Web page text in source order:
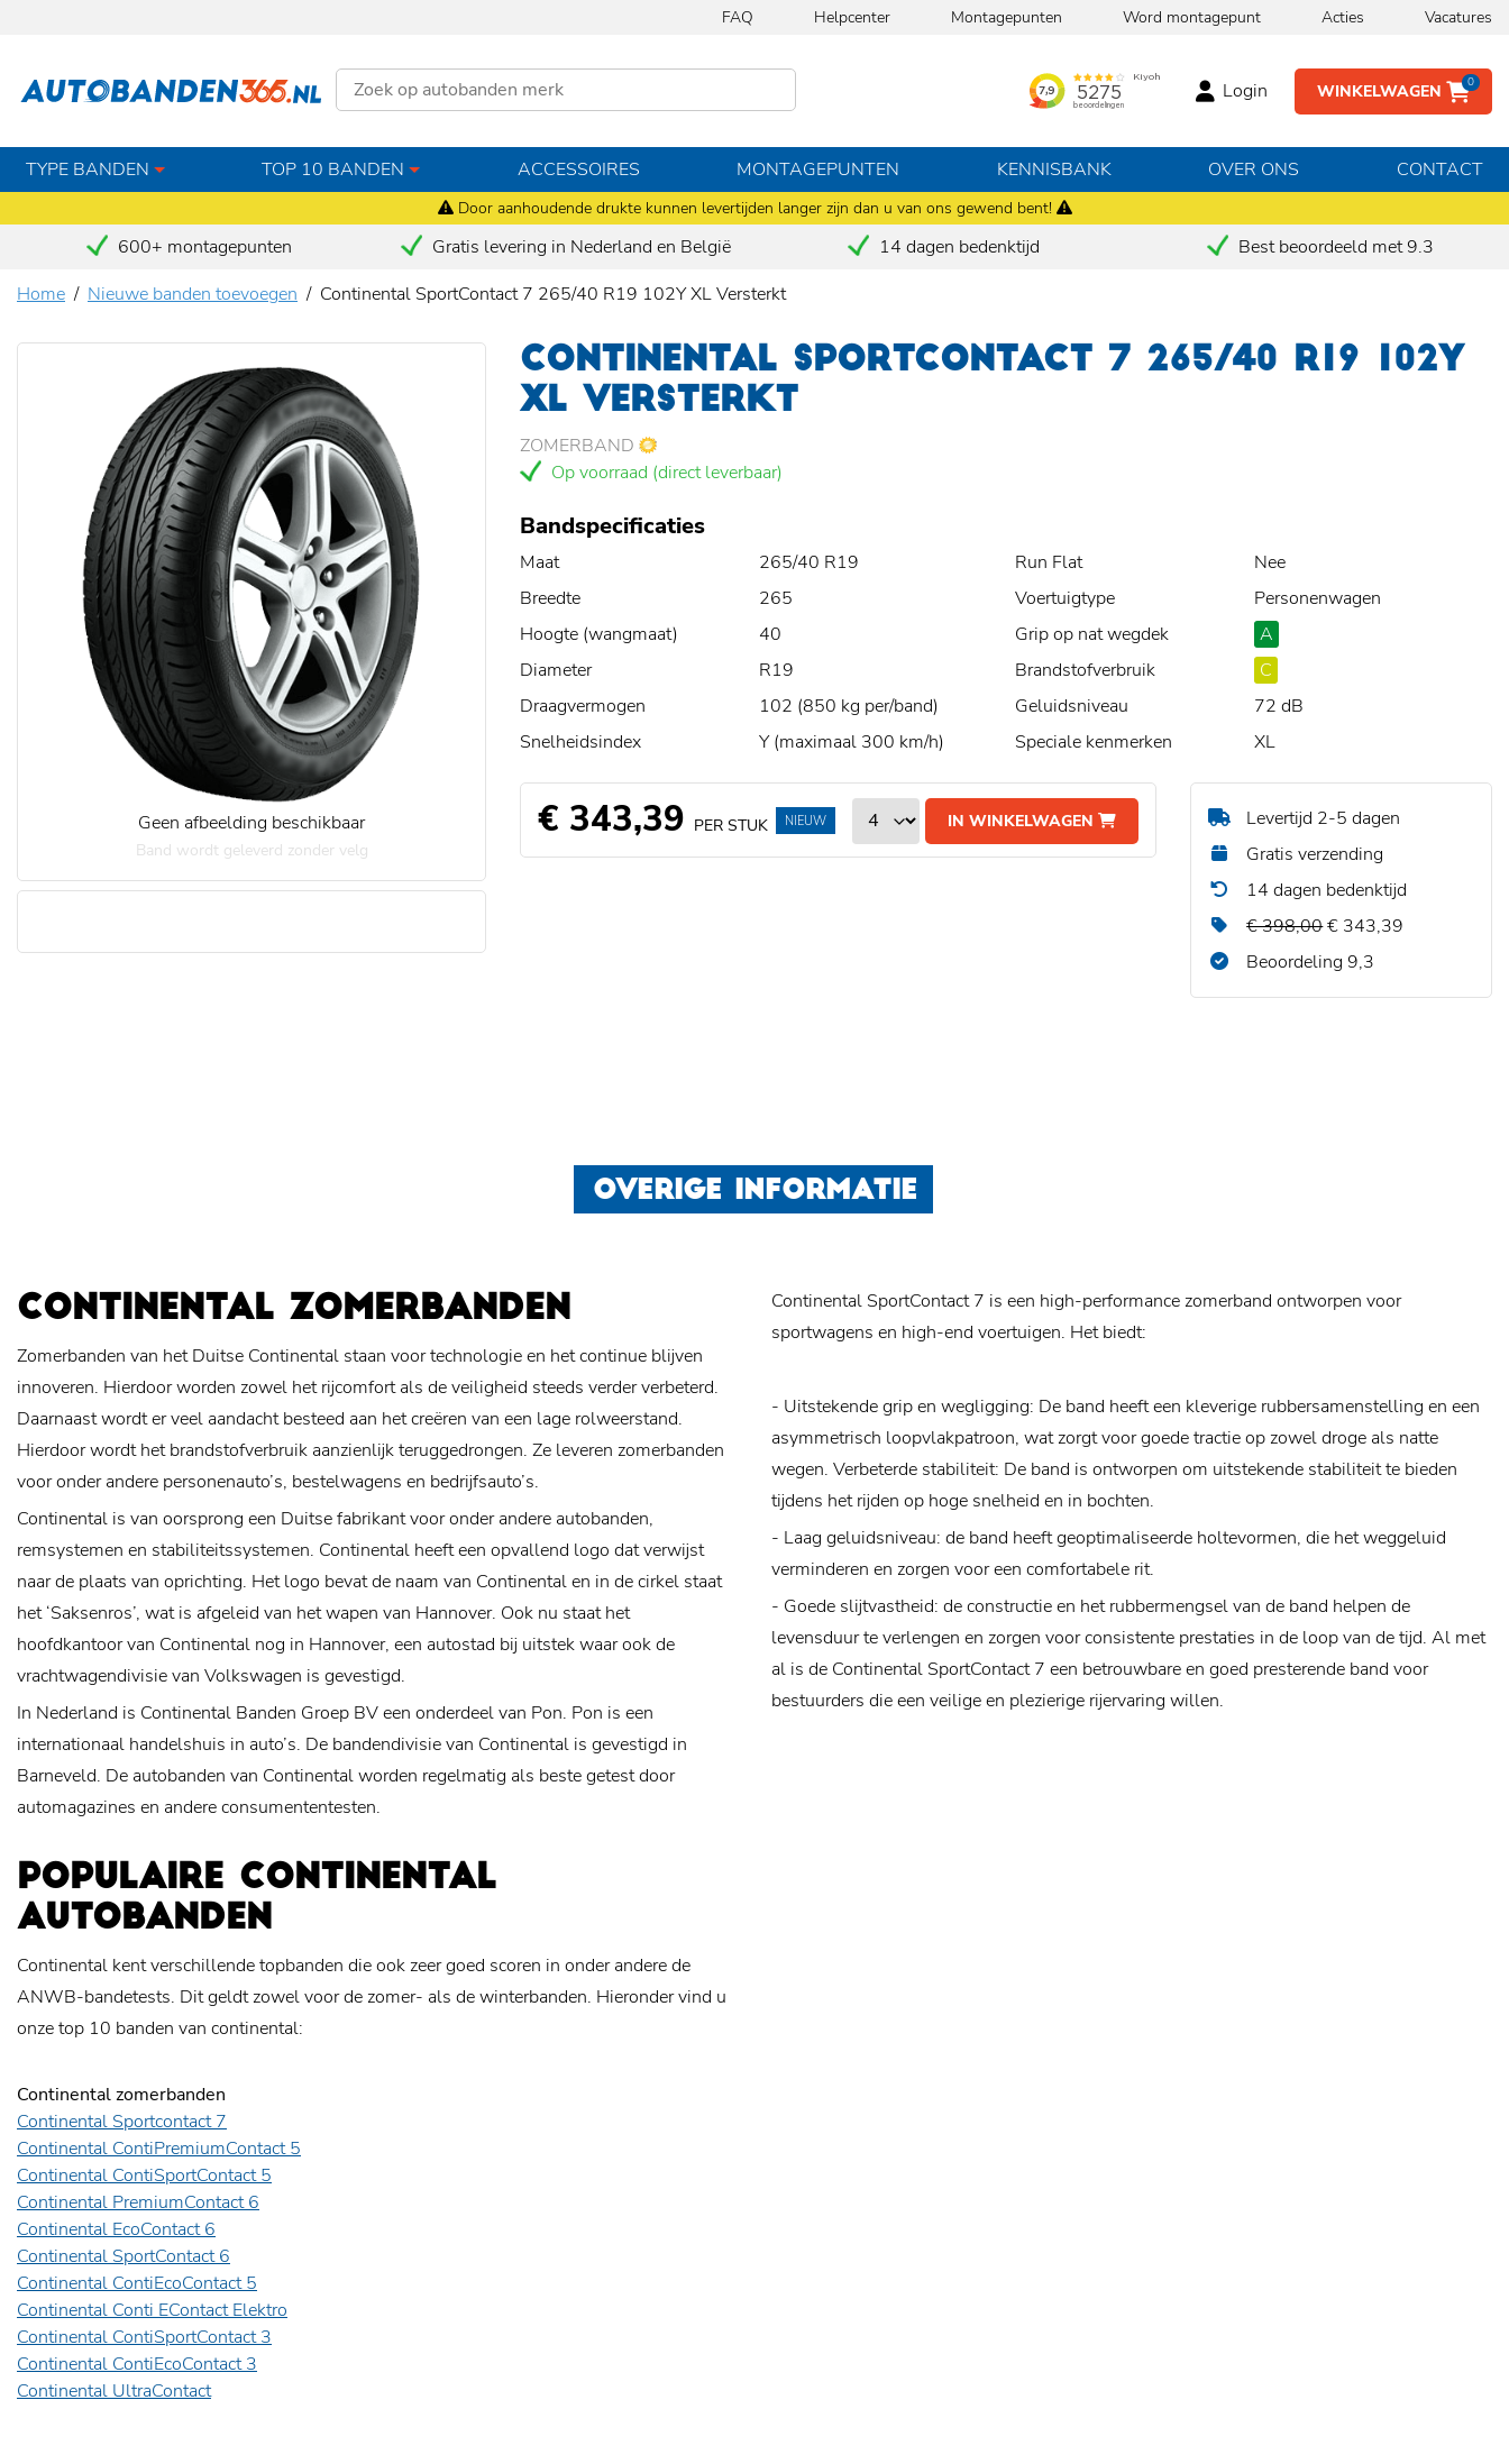
Door aanhoudende drukte kunnen levertijden langer zijn dan u van ons gewend bent!
FAQ Helpcenter Montagepunten Word montagepunt Acties Vacatures
WINKELWAGEN 0
Login
TYPE BANDEN TOP 10 BANDEN ACCESSOIRES MONTAGEPUNTEN KENNISBANK OVER ONS CONTACT
600+ montagepunten Gratis levering in Nederland en België 14 dagen bedenktijd
Best beoordeeld met 9.3
Home
Nieuwe banden toevoegen Continental SportContact 7 265/40 R19 102Y XL Versterkt
Geen afbeelding beschikbaar
Band wordt geleverd zonder velg
CONTINENTAL SPORTCONTACT 7 265/40 R19 102Y
XL VERSTERKT
ZOMERBAND
Op voorraad (direct leverbaar)
Bandspecificaties
Maat
265/40 R19
Breedte
265
Hoogte (wangmaat)
40
Diameter
R19
Draagvermogen
102 (850 kg per/band)
Snelheidsindex
Y (maximaal 300 km/h)
Run Flat
Nee
Voertuigtype
Personenwagen
Grip op nat wegdek
A
Brandstofverbruik
C
Geluidsniveau
72 dB
Speciale kenmerken
XL
€ 343,39 PER STUK IN WINKELWAGEN
NIEUW
Levertijd 2-5 dagen
Gratis verzending
14 dagen bedenktijd
€ 398,00€ 343,39
Beoordeling 9,3
OVERIGE INFORMATIE
CONTINENTAL ZOMERBANDEN
Zomerbanden van het Duitse Continental staan voor technologie en het continue blijven
innoveren. Hierdoor worden zowel het rijcomfort als de veiligheid steeds verder verbeterd.
Daarnaast wordt er veel aandacht besteed aan het creëren van een lage rolweerstand.
Hierdoor wordt het brandstofverbruik aanzienlijk teruggedrongen. Ze leveren zomerbanden
voor onder andere personenauto’s, bestelwagens en bedrijfsauto’s.
Continental is van oorsprong een Duitse fabrikant voor onder andere autobanden,
remsystemen en stabiliteitssystemen. Continental heeft een opvallend logo dat verwijst
naar de plaats van oprichting. Het logo bevat de naam van Continental en in de cirkel staat
het ‘Saksenros’, wat is afgeleid van het wapen van Hannover. Ook nu staat het
hoofdkantoor van Continental nog in Hannover, een autostad bij uitstek waar ook de
vrachtwagendivisie van Volkswagen is gevestigd.
In Nederland is Continental Banden Groep BV een onderdeel van Pon. Pon is een
internationaal handelshuis in auto’s. De bandendivisie van Continental is gevestigd in
Barneveld. De autobanden van Continental worden regelmatig als beste getest door
automagazines en andere consumententesten.
POPULAIRE CONTINENTAL
AUTOBANDEN
Continental kent verschillende topbanden die ook zeer goed scoren in onder andere de
ANWB-bandetests. Dit geldt zowel voor de zomer- als de winterbanden. Hieronder vind u
onze top 10 banden van continental:
Continental zomerbanden
Continental Sportcontact 7
Continental ContiPremiumContact 5
Continental ContiSportContact 5
Continental PremiumContact 6
Continental EcoContact 6
Continental SportContact 6
Continental ContiEcoContact 5
Continental Conti EContact Elektro
Continental ContiSportContact 3
Continental ContiEcoContact 3
Continental UltraContact
Continental SportContact 7 is een high-performance zomerband ontworpen voor
sportwagens en high-end voertuigen. Het biedt:
- Uitstekende grip en wegligging: De band heeft een kleverige rubbersamenstelling en een
asymmetrisch loopvlakpatroon, wat zorgt voor goede tractie op zowel droge als natte
wegen. Verbeterde stabiliteit: De band is ontworpen om uitstekende stabiliteit te bieden
tijdens het rijden op hoge snelheid en in bochten.
- Laag geluidsniveau: de band heeft geoptimaliseerde holtevormen, die het weggeluid
verminderen en zorgen voor een comfortabele rit.
- Goede slijtvastheid: de constructie en het rubbermengsel van de band helpen de
levensduur te verlengen en zorgen voor consistente prestaties in de loop van de tijd. Al met
al is de Continental SportContact 7 een betrouwbare en goed presterende band voor
bestuurders die een veilige en plezierige rijervaring willen.